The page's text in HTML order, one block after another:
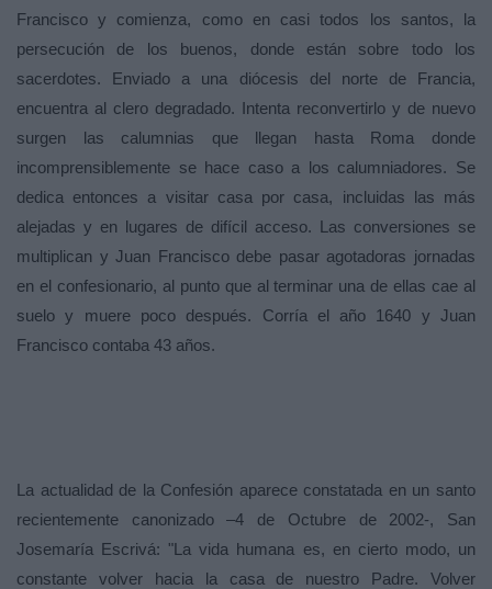
Francisco y comienza, como en casi todos los santos, la
persecución de los buenos, donde están sobre todo los
sacerdotes. Enviado a una diócesis del norte de Francia,
encuentra al clero degradado. Intenta reconvertirlo y de nuevo
surgen las calumnias que llegan hasta Roma donde
incomprensiblemente se hace caso a los calumniadores. Se
dedica entonces a visitar casa por casa, incluidas las más
alejadas y en lugares de difícil acceso. Las conversiones se
multiplican y Juan Francisco debe pasar agotadoras jornadas
en el confesionario, al punto que al terminar una de ellas cae al
suelo y muere poco después. Corría el año 1640 y Juan
Francisco contaba 43 años.
La actualidad de la Confesión aparece constatada en un santo
recientemente canonizado –4 de Octubre de 2002-, San
Josemaría Escrivá: "La vida humana es, en cierto modo, un
constante volver hacia la casa de nuestro Padre. Volver